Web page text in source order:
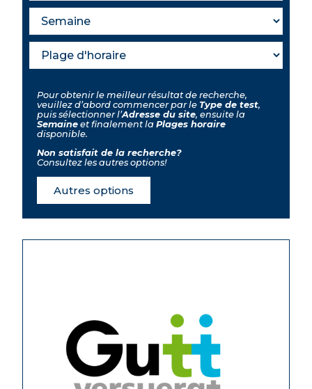
Pour obtenir le meilleur résultat de recherche,
veuillez d’abord commencer par le Type de test,
puis sélectionner l’Adresse du site, ensuite la
Semaine et finalement laPlages horaire
disponible.
Non satisfait de la recherche?
Consultez les autres options!
Autres options